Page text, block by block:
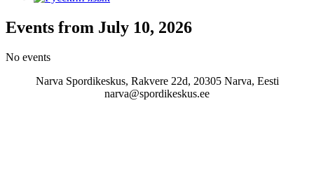
Events from July 10, 2026
No events
Narva Spordikeskus, Rakvere 22d, 20305 Narva, Eesti
narva@spordikeskus.ee